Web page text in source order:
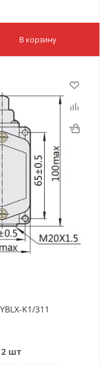
В корзину
K1/311
шт